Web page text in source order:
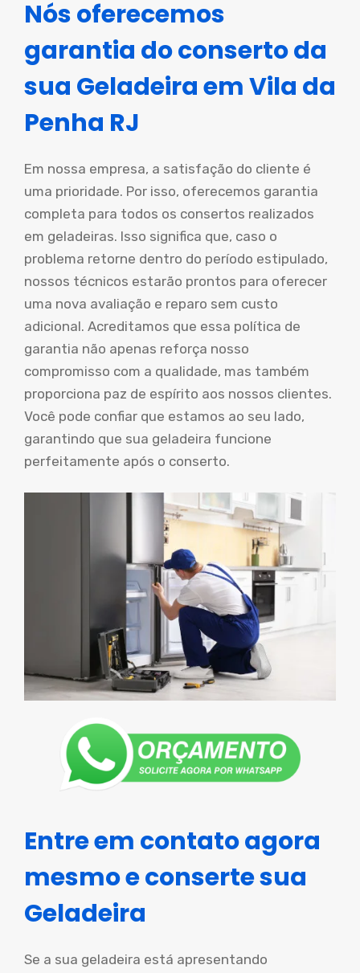
Nós oferecemos
garantia do conserto da
sua Geladeira em Vila da
Penha RJ
Em nossa empresa, a satisfação do cliente é
uma prioridade. Por isso, oferecemos garantia
completa para todos os consertos realizados
em geladeiras. Isso significa que, caso o
problema retorne dentro do período estipulado,
nossos técnicos estarão prontos para oferecer
uma nova avaliação e reparo sem custo
adicional. Acreditamos que essa política de
garantia não apenas reforça nosso
compromisso com a qualidade, mas também
proporciona paz de espírito aos nossos clientes.
Você pode confiar que estamos ao seu lado,
garantindo que sua geladeira funcione
perfeitamente após o conserto.
Entre em contato agora
mesmo e conserte sua
Geladeira
Se a sua geladeira está apresentando